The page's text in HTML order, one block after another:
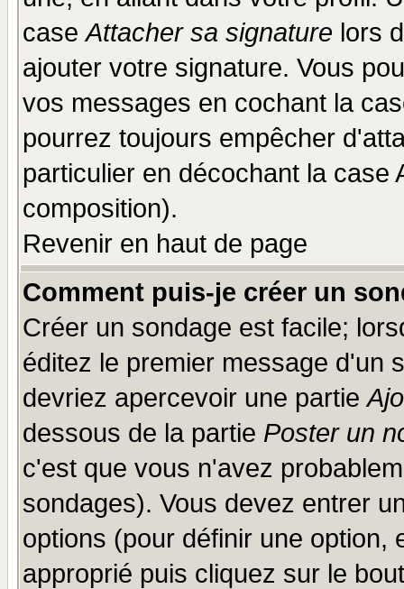
caseAttacher sa signature lors
ajouter votre signature. Vous
vos messages en cochant la
pourrez toujours empêcher
particulier en décochant la
composition).
Revenir en haut de page
Comment puis-je créer un
Créer un sondage est facile;
éditez le premier message d'un
devriez apercevoir une partie
dessous de la partie Poster un
c'est que vous n'avez
sondages). Vous devez entrer
options (pour définir une option,
approprié puis cliquez sur le